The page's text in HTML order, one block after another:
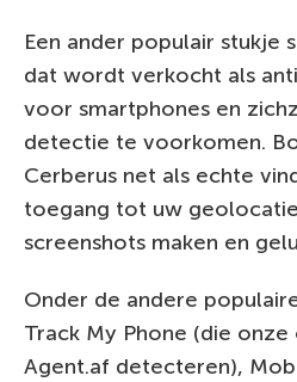
Een ander populair stukje
dat wordt verkocht als
voor smartphones en
detectie te voorkomen.
Cerberus net als echte
toegang tot uw
screenshots maken en
Onder de andere
Track My Phone (die onze
Agent.af detecteren),